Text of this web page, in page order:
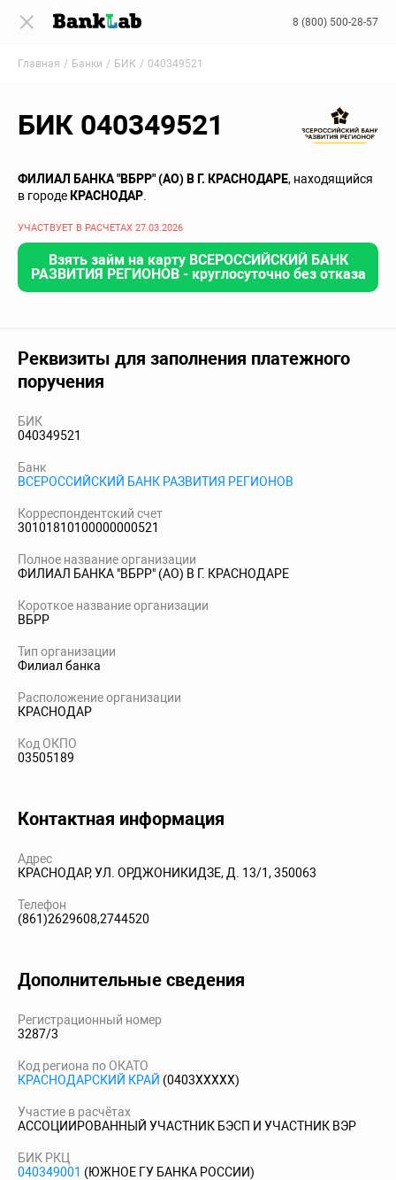
8 (800) 500-28-57
Главная Банки БИК 040349521
БИК 040349521
ФИЛИАЛ БАНКА "ВБРР" (АО) В Г. КРАСНОДАРЕ, находящийся
в городе КРАСНОДАР
УЧАСТВУЕТ В РАСЧЕТАХ 27.03.2026
Взять займ на карту ВСЕРОССИЙСКИЙ БАНК
РАЗВИТИЯ РЕГИОНОВ - круглосуточно без отказа
Реквизиты для заполнения платежного
поручения
БИК
040349521
Банк
ВСЕРОССИЙСКИЙ БАНК РАЗВИТИЯ РЕГИОНОВ
Корреспондентский счет
30101810100000000521
Полное название организации
ФИЛИАЛ БАНКА "ВБРР" (АО) В Г. КРАСНОДАРЕ
Короткое название организации
ВБРР
Тип организации
Филиал банка
Расположение организации
КРАСНОДАР
Код ОКПО
03505189
Контактная информация
Адрес
КРАСНОДАР, УЛ. ОРДЖОНИКИДЗЕ, Д. 13/1, 350063
Телефон
(861)2629608,2744520
Дополнительные сведения
Регистрационный номер
3287/3
Код региона по ОКАТО
КРАСНОДАРСКИЙ КРАЙ (0403XXXXX)
Участие в расчётах
АССОЦИИРОВАННЫЙ УЧАСТНИК БЭСП И УЧАСТНИК ВЭР
БИК РКЦ
040349001 (ЮЖНОЕ ГУ БАНКА РОССИИ)